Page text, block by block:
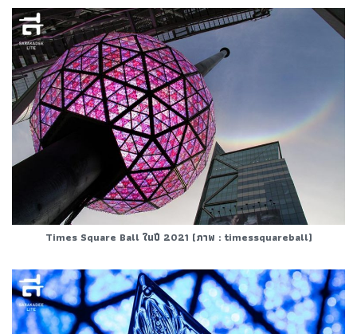
Times Square Ball ในปี 2021 (ภาพ : timessquareball)